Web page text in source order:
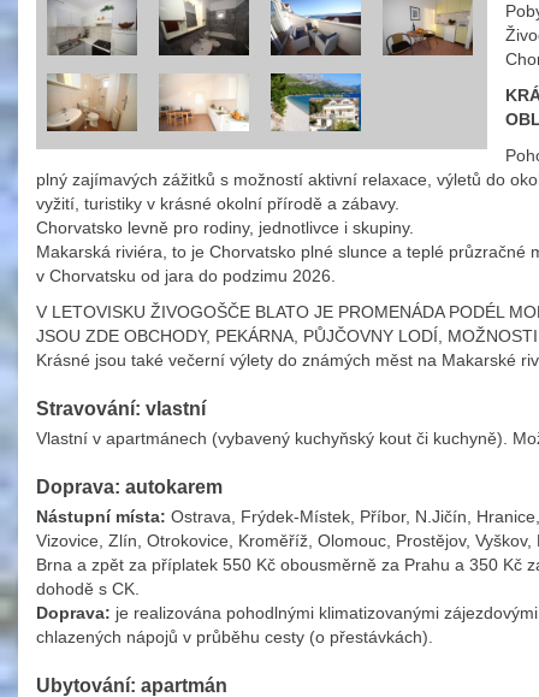
plný zajímavých zážitků s možností aktivní relaxace, výletů do
vyžití, turistiky v krásné okolní přírodě a zábavy.
Chorvatsko levně pro rodiny, jednotlivce i skupiny.
Makarská riviéra, to je Chorvatsko plné slunce a teplé
v Chorvatsku od jara do podzimu 2026.
V LETOVISKU ŽIVOGOŠČE BLATO JE PROMENÁDA PODÉL
JSOU ZDE OBCHODY, PEKÁRNA, PŮJČOVNY LODÍ,
Krásné jsou také večerní výlety do známých měst na Makarské
Stravování: vlastní
Vlastní v apartmánech (vybavený kuchyňský kout či kuchyně).
Doprava: autokarem
Nástupní místa: Ostrava, Frýdek-Místek, Příbor, N.Jičín,
Vizovice, Zlín, Otrokovice, Kroměříž, Olomouc, Prostějov,
Brna a zpět za příplatek 550 Kč obousměrně za Prahu a 350 Kč
dohodě s CK.
Doprava: je realizována pohodlnými klimatizovanými
chlazených nápojů v průběhu cesty (o přestávkách).
Ubytování: apartmán